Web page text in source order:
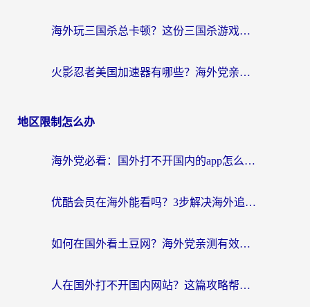
海外玩三国杀总卡顿？这份三国杀游戏加速器指南帮你告别延迟烦恼
火影忍者美国加速器有哪些？海外党亲测的国服游戏加速全攻略（含菲律宾玩三国之刃守望黎明技巧）
地区限制怎么办
海外党必看：国外打不开国内的app怎么办？3步解决你的乡愁
优酷会员在海外能看吗？3步解决海外追剧难题，附实测好用加速器推荐
如何在国外看土豆网？海外党亲测有效的追剧加速器选择指南
人在国外打不开国内网站？这篇攻略帮你无缝解锁国内资源（附交管12123使用技巧）